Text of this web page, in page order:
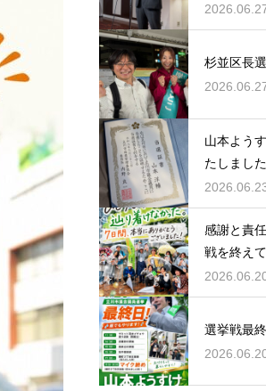
杉並区長
山本よう
たしました
感謝と責
戦を終えて
選挙戦最